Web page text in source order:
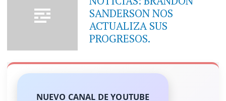
SANDERSON NOS
ACTUALIZA SUS
PROGRESOS.
NUEVO CANAL DE YOUTUBE